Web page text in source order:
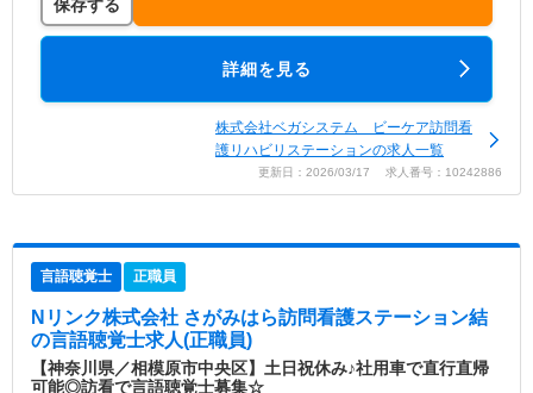
保存する
詳細を見る
株式会社ベガシステム ビーケア訪問看
護リハビリステーションの求人一覧
更新日：2026/03/17 求人番号：10242886
言語聴覚士 正職員
Nリンク株式会社 さがみはら訪問看護ステーション結
の言語聴覚士求人(正職員)
【神奈川県／相模原市中央区】土日祝休み♪社用車で直行直帰
可能◎訪看で言語聴覚士募集☆